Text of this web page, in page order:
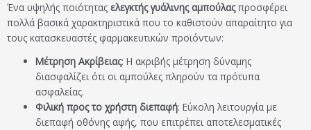
Ένα υψηλής ποιότητας ελεγκτής γυάλινης αμπούλαςπροσφέρει
πολλά βασικά χαρακτηριστικά που το καθιστούν απαραίτητο για
τους κατασκευαστές φαρμακευτικών προϊόντων:
Μέτρηση Ακρίβειας: Η ακριβής μέτρηση δύναμης
διασφαλίζει ότι οι αμπούλες πληρούν τα πρότυπα
ασφαλείας.
Φιλική προς το χρήστη διεπαφή: Εύκολη λειτουργία με
διεπαφή οθόνης αφής, που επιτρέπει αποτελεσματικές